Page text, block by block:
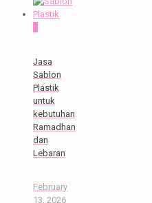
Jasa
Sablon
Plastik
untuk
kebutuhan
Ramadhan
dan
Lebaran
February
13, 2026